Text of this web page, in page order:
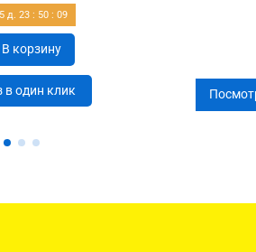
д. 23 : 50 :08
В корзину
в один клик